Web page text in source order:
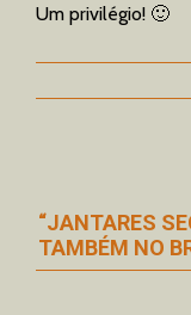
Um privilégio! 🙂
“JANTARES
TAMBÉM NO